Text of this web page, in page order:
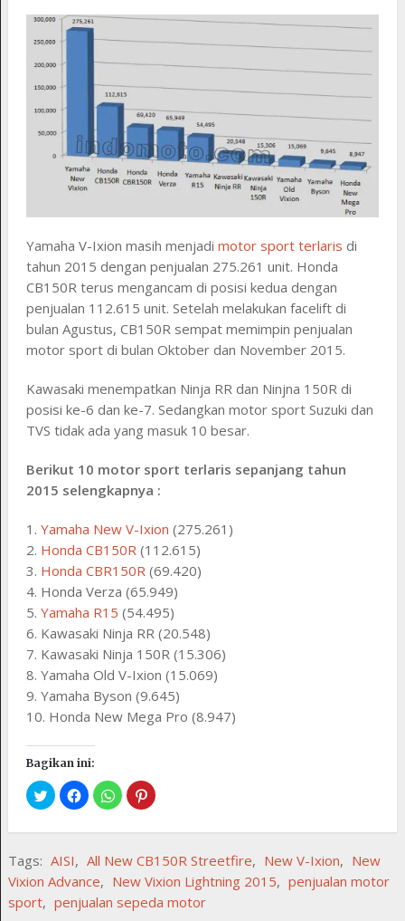
Yamaha V-Ixion masih menjadi motor sport terlaris di
tahun 2015 dengan penjualan 275.261 unit. Honda
CB150R terus mengancam di posisi kedua dengan
penjualan 112.615 unit. Setelah melakukan facelift di
bulan Agustus, CB150R sempat memimpin penjualan
motor sport di bulan Oktober dan November 2015.
Kawasaki menempatkan Ninja RR dan Ninjna 150R di
posisi ke-6 dan ke-7. Sedangkan motor sport Suzuki dan
TVS tidak ada yang masuk 10 besar.
Berikut 10 motor sport terlaris sepanjang tahun
2015 selengkapnya :
1. Yamaha New V-Ixion (275.261)
2. Honda CB150R (112.615)
3. Honda CBR150R (69.420)
4. Honda Verza (65.949)
5. Yamaha R15 (54.495)
6. Kawasaki Ninja RR (20.548)
7. Kawasaki Ninja 150R (15.306)
8. Yamaha Old V-Ixion (15.069)
9. Yamaha Byson (9.645)
10. Honda New Mega Pro (8.947)
Bagikan ini:
Tags: AISI, All New CB150R Streetfire, New V-Ixion, New
Vixion Advance, New Vixion Lightning 2015, penjualan motor
sport, penjualan sepeda motor